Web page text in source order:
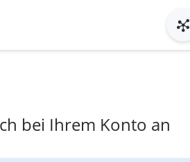
bei Ihrem Konto an